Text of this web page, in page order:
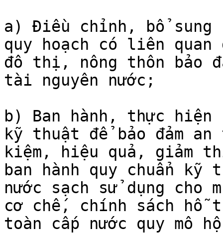
a) Điều chỉnh, bổ sung
quy hoạch có liên quan
đô thị, nông thôn bảo
tài nguyên nước;
b) Ban hành, thực hiện
kỹ thuật để bảo đảm
kiệm, hiệu quả, giảm
ban hành quy chuẩn
nước sạch sử dụng cho
cơ chế, chính sách hỗ
toàn cấp nước quy mô